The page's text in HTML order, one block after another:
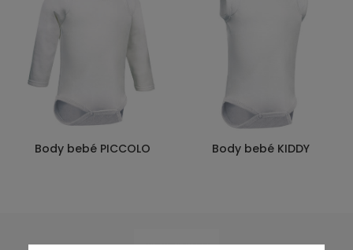
Body bebé PICCOLO Body bebé KIDDY